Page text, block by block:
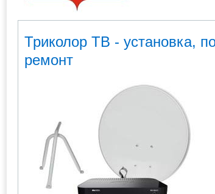
Триколор ТВ - установка,
ремонт